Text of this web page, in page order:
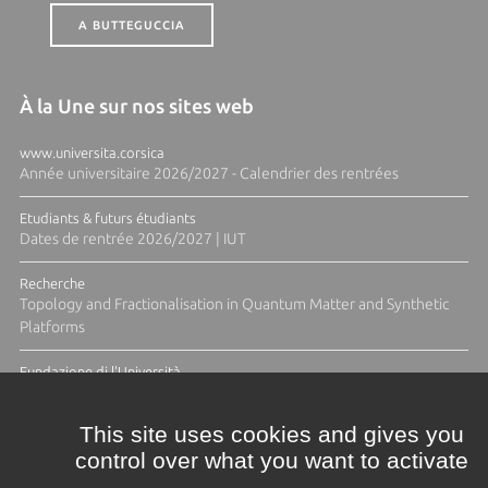
A BUTTEGUCCIA
À la Une sur nos sites web
www.universita.corsica
Année universitaire 2026/2027 - Calendrier des rentrées
Etudiants & futurs étudiants
Dates de rentrée 2026/2027 | IUT
Recherche
Topology and Fractionalisation in Quantum Matter and Synthetic
Platforms
Fundazione di l'Università
This site uses cookies and gives you
control over what you want to activate